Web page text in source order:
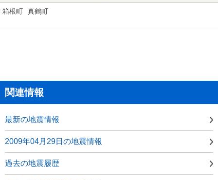
箱根町 真鶴町
関連情報
最新の地震情報
2009年04月29日の地震情報
過去の地震履歴